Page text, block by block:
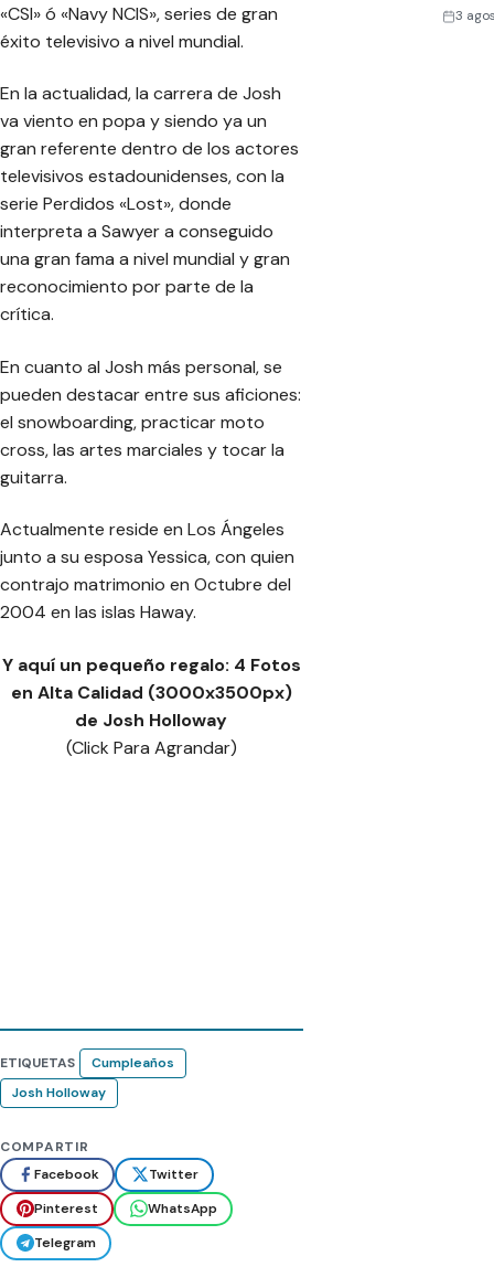
«CSI» ó «Navy NCIS», series de gran
éxito televisivo a nivel mundial.
En la actualidad, la carrera de Josh
va viento en popa y siendo ya un
gran referente dentro de los actores
televisivos estadounidenses, con la
serie Perdidos «Lost», donde
interpreta a Sawyer a conseguido
una gran fama a nivel mundial y gran
reconocimiento por parte de la
crítica.
En cuanto al Josh más personal, se
pueden destacar entre sus aficiones:
el snowboarding, practicar moto
cross, las artes marciales y tocar la
guitarra.
Actualmente reside en Los Ángeles
junto a su esposa Yessica, con quien
contrajo matrimonio en Octubre del
2004 en las islas Haway.
Y aquí un pequeño regalo: 4 Fotos
en Alta Calidad (3000x3500px)
de Josh Holloway
(Click Para Agrandar)
ETIQUETAS
Cumpleaños
Josh Holloway
COMPARTIR
Facebook
Twitter
Pinterest
WhatsApp
Telegram
3